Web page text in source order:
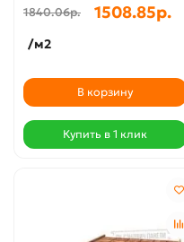
1840.06р. 1508.85р.
/м2
В корзину
Купить в 1 клик